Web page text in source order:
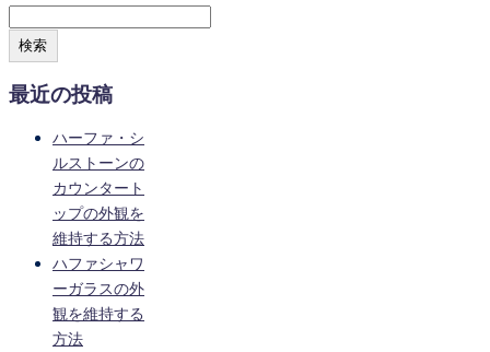
検索
最近の投稿
ハーファ・シ
ルストーンの
カウンタート
ップの外観を
維持する方法
ハファシャワ
ーガラスの外
観を維持する
方法